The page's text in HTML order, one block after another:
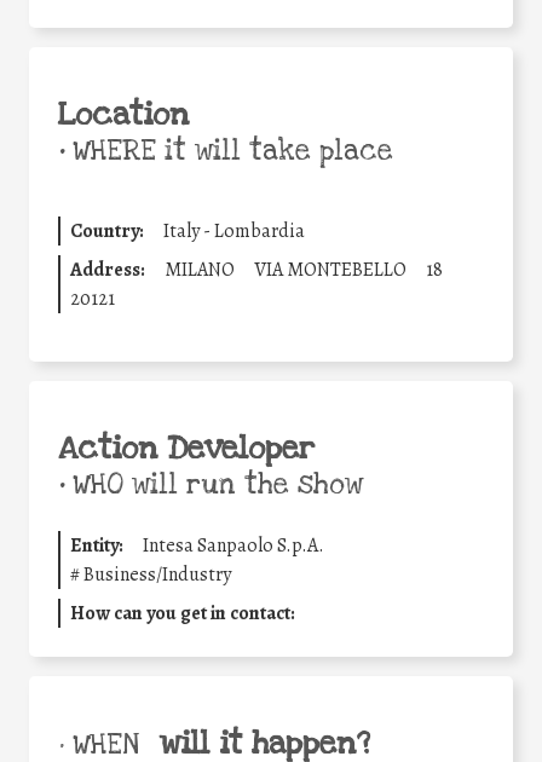
Location
•WHERE it will take place
Country:
Italy - Lombardia
Address:
MILANO VIA MONTEBELLO
18
20121
Action Developer
•WHO will run the show
Entity:
Intesa Sanpaolo S.p.A.
#Business/Industry
How can you get in contact:
• WHEN will it happen?